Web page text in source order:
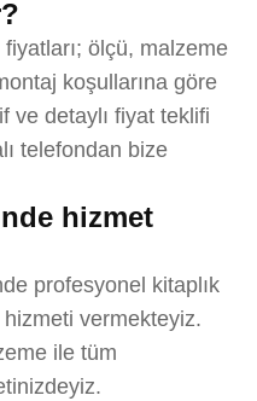
ölçü, malzeme
koşullarına göre
ve detaylı fiyat teklifi
telefondan bize
hizmet
profesyonel kitaplık
hizmeti vermekteyiz.
ile tüm